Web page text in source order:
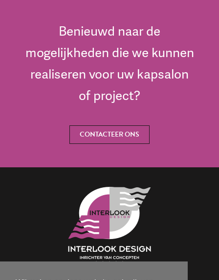
Benieuwd naar de
mogelijkheden die we kunnen
realiseren voor uw kapsalon
of project?
CONTACTEER ONS